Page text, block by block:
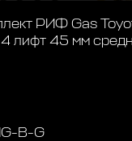
РИФ Gas
лифт 45 мм
B-G